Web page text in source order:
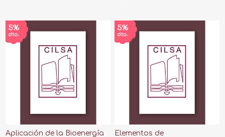
Aplicación de la Bioenergía Elementos de